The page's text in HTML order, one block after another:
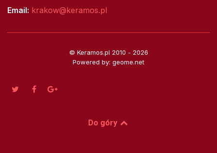
Email: krakow@keramos.pl
© Keramos.pl 2010 - 2026
Powered by: geome.net
Do góry